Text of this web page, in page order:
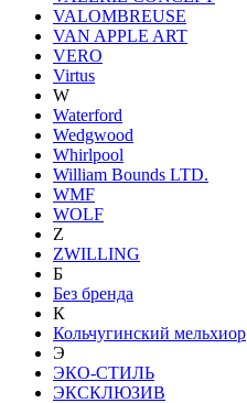
VALOMBREUSE
VAN APPLE ART
VERO
Virtus
W
Waterford
Wedgwood
Whirlpool
William Bounds LTD.
WMF
WOLF
Z
ZWILLING
Б
Без бренда
К
Кольчугинский мельхиор
Э
ЭКО-СТИЛЬ
ЭКСКЛЮЗИВ